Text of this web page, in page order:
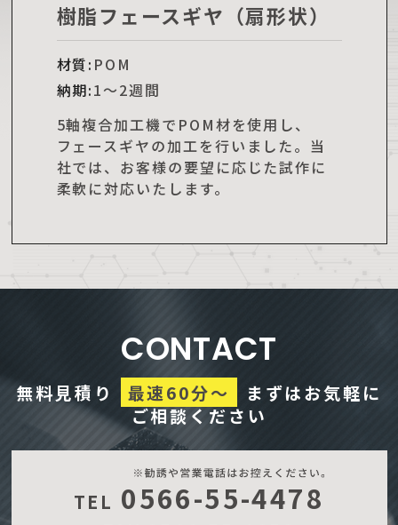
樹脂フェースギヤ（扇形状）
材質: POM
納期:1～2週間
5軸複合加工機でPOM材を使用し、
フェースギヤの加工を行いました。当
社では、お客様の要望に応じた試作に
柔軟に対応いたします。
CONTACT
無料見積り 最速60分～
まずはお気軽に
ご相談ください
TEL 0566-55-4478